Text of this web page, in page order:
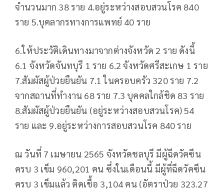
จำนวนมาก 38 ราย 4.อยู่ระหว่างสอบสวนโรค 840
ราย 5.บุคลากรทางการแพทย์ 40 ราย
6.ให้ประวัติเดินทางมาจากต่างจังหวัด 2 ราย ดังนี้
6.1 จังหวัดจันทบุรี 1 ราย 6.2 จังหวัดศรีสะเกษ 1 ราย
7.สัมผัสผู้ป่วยยืนยัน 7.1 ในครอบครัว 320 ราย 7.2
จากสถานที่ทำงาน 68 ราย 7.3 บุคคลใกล้ชิด 83 ราย
8.สัมผัสผู้ป่วยยืนยัน (อยู่ระหว่างสอบสวนโรค) 54
ราย และ 9.อยู่ระหว่างการสอบสวนโรค 840 ราย
ณ วันที่ 7 เมษายน 2565 จังหวัดชลบุรี มีผู้ฉีดวัคซีน
ครบ 3 เข็ม 960,201 คน ซึ่งในเดือนนี้ มีผู้ที่ฉีดวัคซีน
ครบ 3 เข็มแล้ว ติดเชื้อ 3,104 คน (อัตราป่วย 323.27